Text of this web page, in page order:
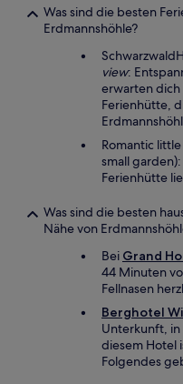
Was sind die besten
Erdmannshöhle?
view:
erwarten
Ferienhütte,
Romantic
small
Ferienhütte
Was sind die besten
Nähe von
Bei Grand
44 Minuten
Fellnasen
Berghotel
Unterkunft, in
diesem Hotel
Folgendes